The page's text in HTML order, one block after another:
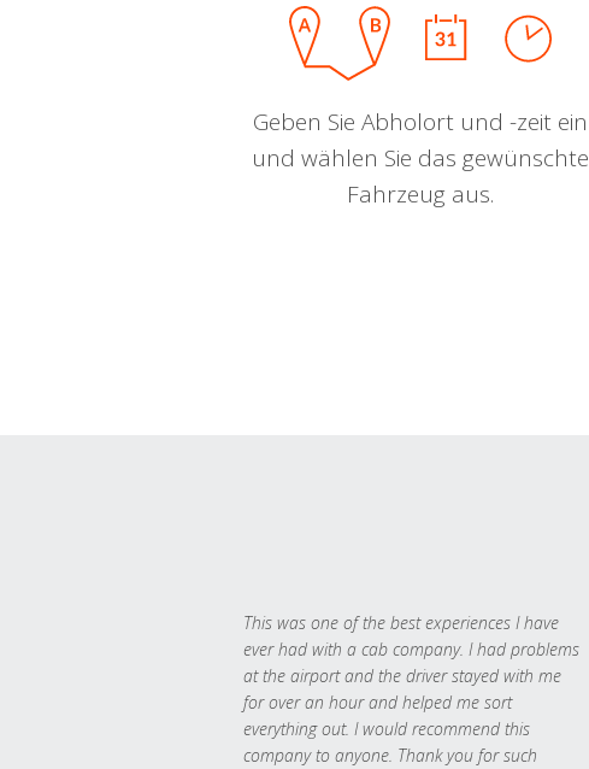
Geben Sie Abholort und -zeit ein
und wählen Sie das gewünschte
Fahrzeug aus.
This was one of the best experiences I have
ever had with a cab company. I had problems
at the airport and the driver stayed with me
for over an hour and helped me sort
everything out. I would recommend this
company to anyone. Thank you for such